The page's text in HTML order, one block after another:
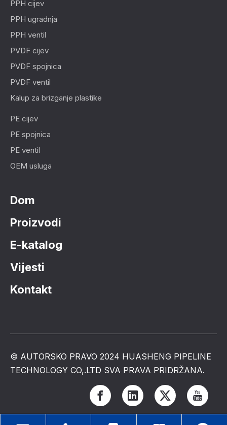
PPH cijev
PPH ugradnja
PPH ventil
PVDF cijev
PVDF spojnica
PVDF ventil
Kalup za brizganje plastike
PE cijev
PE spojnica
PE ventil
OEM usluga
Dom
Proizvodi
E-katalog
Vijesti
Kontakt
© AUTORSKO PRAVO 2024 HUASHENG PIPELINE
TECHNOLOGY CO,.LTD SVA PRAVA PRIDRŽANA.